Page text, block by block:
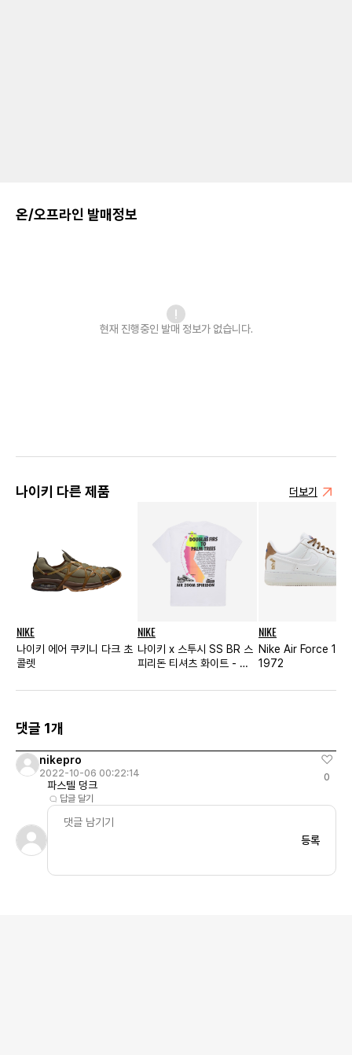
온/오프라인 발매정보
현재 진행중인 발매 정보가 없습니다.
나이키 다른 제품 더보기
NIKE
나이키 에어 쿠키니 다크 초
콜렛
NIKE
나이키 x 스투시 SS BR 스
피리돈 티셔츠 화이트 - 아
NIKE
Nike Air Force 1
1972
댓글 1개
nikepro
2022-10-06 00:22:14
파스텔 덩크
답글 달기
0
등록